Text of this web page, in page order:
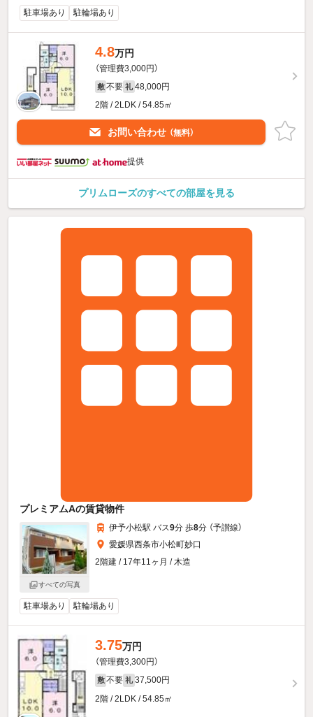
駐車場あり 駐輪場あり
4.8万円
（管理費3,000円）
敷 不要 礼 48,000円
2階 / 2LDK / 54.85㎡
お問い合わせ （無料）
提供
プリムローズのすべての部屋を見る
プレミアムAの賃貸物件
すべての写真
伊予小松駅 バス9分 歩8分 （予讃線）
愛媛県西条市小松町妙口
2階建 / 17年11ヶ月 / 木造
駐車場あり 駐輪場あり
3.75万円
（管理費3,300円）
敷 不要 礼 37,500円
2階 / 2LDK / 54.85㎡